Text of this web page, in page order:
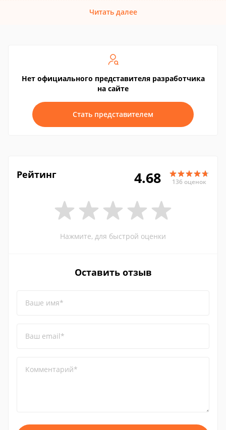
Читать далее
Нет официального представителя разработчика
на сайте
Стать представителем
Рейтинг 4.68 136 оценок
Нажмите, для быстрой оценки
Оставить отзыв
Ваше имя*
Ваш email*
Комментарий*